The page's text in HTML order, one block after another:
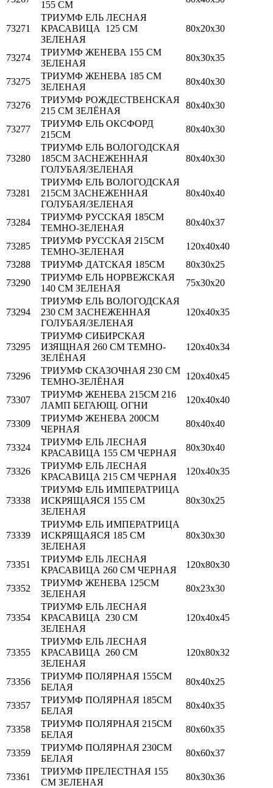
155 СМ
73271
ТРИУМФ ЕЛЬ ЛЕСНАЯ
КРАСАВИЦА 125 СМ
ЗЕЛЕНАЯ
80х20х30
73274
ТРИУМФ ЖЕНЕВА 155 СМ
ЗЕЛЕНАЯ
80х30х35
73275
ТРИУМФ ЖЕНЕВА 185 СМ
ЗЕЛЕНАЯ
80х40х30
73276
ТРИУМФ РОЖДЕСТВЕНСКАЯ
215 СМ ЗЕЛЁНАЯ
80х40х30
73277
ТРИУМФ ЕЛЬ ОКСФОРД
215СМ
80х40х30
73280
ТРИУМФ ЕЛЬ ВОЛОГОДСКАЯ
185СМ ЗАСНЕЖЕННАЯ
ГОЛУБАЯ/ЗЕЛЕНАЯ
80х40х30
73281
ТРИУМФ ЕЛЬ ВОЛОГОДСКАЯ
215СМ ЗАСНЕЖЕННАЯ
ГОЛУБАЯ/ЗЕЛЕНАЯ
80х40х40
73284
ТРИУМФ РУССКАЯ 185СМ
ТЕМНО-ЗЕЛЕНАЯ
80х40х37
73285
ТРИУМФ РУССКАЯ 215СМ
ТЕМНО-ЗЕЛЕНАЯ
120х40х40
73288
ТРИУМФ ДАТСКАЯ 185СМ
80х30х25
73290
ТРИУМФ ЕЛЬ НОРВЕЖСКАЯ
140 СМ ЗЕЛЕНАЯ
75х30х20
73294
ТРИУМФ ЕЛЬ ВОЛОГОДСКАЯ
230 СМ ЗАСНЕЖЕННАЯ
ГОЛУБАЯ/ЗЕЛЕНАЯ
120х40х35
73295
ТРИУМФ СИБИРСКАЯ
ИЗЯЩНАЯ 260 СМ ТЕМНО-
ЗЕЛЁНАЯ
120х40х34
73296
ТРИУМФ СКАЗОЧНАЯ 230 СМ
ТЕМНО-ЗЕЛЁНАЯ
120х40х45
73307
ТРИУМФ ЖЕНЕВА 215СМ 216
ЛАМП БЕГАЮЩ. ОГНИ
120х40х40
73309
ТРИУМФ ЖЕНЕВА 200СМ
ЧЕРНАЯ
80х40х40
73324
ТРИУМФ ЕЛЬ ЛЕСНАЯ
КРАСАВИЦА 155 СМ ЧЕРНАЯ
80х30х40
73326
ТРИУМФ ЕЛЬ ЛЕСНАЯ
КРАСАВИЦА 215 СМ ЧЕРНАЯ
120х40х35
73338
ТРИУМФ ЕЛЬ ИМПЕРАТРИЦА
ИСКРЯЩАЯСЯ 155 СМ
ЗЕЛЕНАЯ
80х30х25
73339
ТРИУМФ ЕЛЬ ИМПЕРАТРИЦА
ИСКРЯЩАЯСЯ 185 СМ
ЗЕЛЕНАЯ
80х30х30
73351
ТРИУМФ ЕЛЬ ЛЕСНАЯ
КРАСАВИЦА 260 СМ ЧЕРНАЯ
120х80х30
73352
ТРИУМФ ЖЕНЕВА 125СМ
ЗЕЛЕНАЯ
80х23х30
73354
ТРИУМФ ЕЛЬ ЛЕСНАЯ
КРАСАВИЦА 230 СМ
ЗЕЛЕНАЯ
120х40х45
73355
ТРИУМФ ЕЛЬ ЛЕСНАЯ
КРАСАВИЦА 260 СМ
ЗЕЛЕНАЯ
120х80х32
73356
ТРИУМФ ПОЛЯРНАЯ 155СМ
БЕЛАЯ
80х40х25
73357
ТРИУМФ ПОЛЯРНАЯ 185СМ
БЕЛАЯ
80х40х35
73358
ТРИУМФ ПОЛЯРНАЯ 215СМ
БЕЛАЯ
80х60х35
73359
ТРИУМФ ПОЛЯРНАЯ 230СМ
БЕЛАЯ
80х60х37
73361
ТРИУМФ ПРЕЛЕСТНАЯ 155
СМ ЗЕЛЕНАЯ
80х30х36